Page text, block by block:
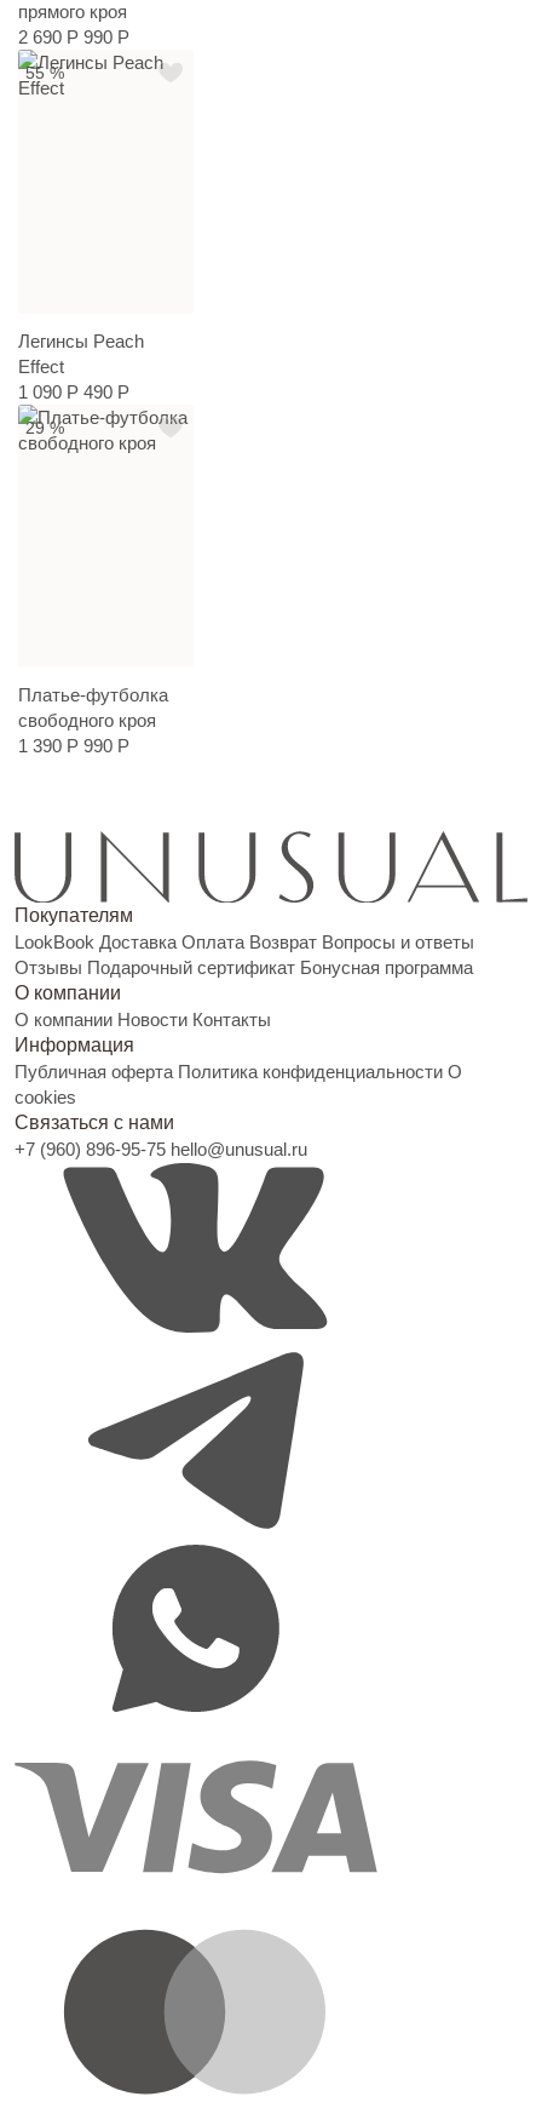
прямого кроя
2 690 Р 990 Р
55 %
Легинсы Peach
Effect
1 090 Р 490 Р
29 %
Платье-футболка
свободного кроя
1 390 Р 990 Р
Покупателям
LookBook Доставка Оплата Возврат Вопросы и ответы
Отзывы Подарочный сертификат Бонусная программа
О компании
О компании Новости Контакты
Информация
Публичная оферта Политика конфиденциальности О
cookies
Связаться с нами
+7 (960) 896-95-75 hello@unusual.ru